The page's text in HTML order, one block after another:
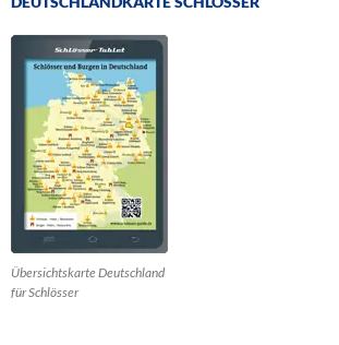
Übersichtskarte Deutschland
für Schlösser